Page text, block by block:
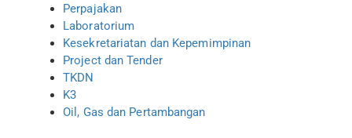
Perpajakan
Laboratorium
Kesekretariatan dan Kepemimpinan
Project dan Tender
TKDN
K3
Oil, Gas dan Pertambangan